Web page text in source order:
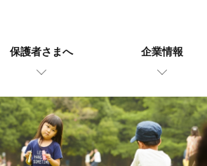
保護者さまへ 企業情報